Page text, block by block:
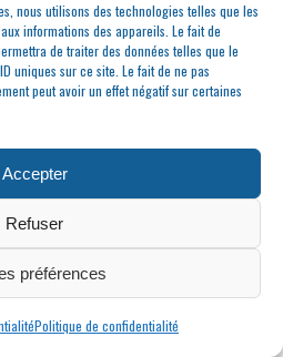
nous utilisons des technologies telles que les
informations des appareils. Le fait de
de traiter des données telles que le
uniques sur ce site. Le fait de ne pas
peut avoir un effet négatif sur certaines
Accepter
Refuser
préférences
Politique de confidentialité
à votre
et pas
seulement !